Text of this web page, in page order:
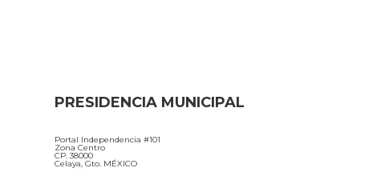
PRESIDENCIA MUNICIPAL
Portal Independencia #101
Zona Centro
CP. 38000
Celaya, Gto. MÉXICO